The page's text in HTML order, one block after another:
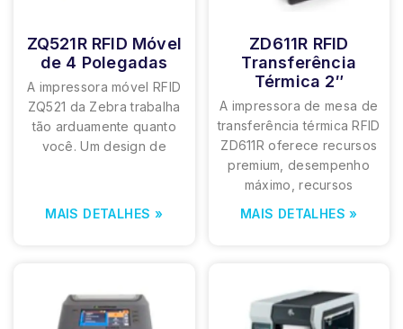
ZQ521R RFID Móvel
de 4 Polegadas
A impressora móvel RFID
ZQ521 da Zebra trabalha
tão arduamente quanto
você. Um design de
MAIS DETALHES »
ZD611R RFID
Transferência
Térmica 2″
A impressora de mesa de
transferência térmica RFID
ZD611R oferece recursos
premium, desempenho
máximo, recursos
MAIS DETALHES »